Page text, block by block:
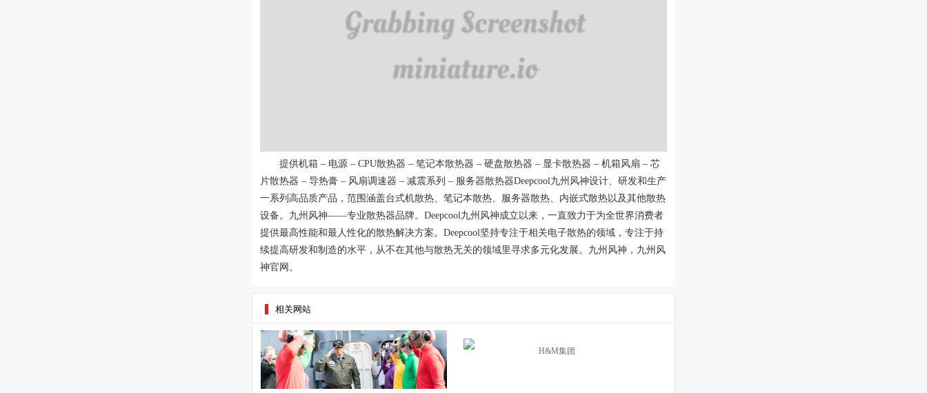
提供机箱 – 电源 – CPU散热器 – 笔记本散热器 – 硬盘散热器 – 显卡散热器 – 机箱风扇 – 芯
片散热器 – 导热膏 – 风扇调速器 – 减震系列 – 服务器散热器Deepcool九州风神设计、研发和生产
一系列高品质产品，范围涵盖台式机散热、笔记本散热、服务器散热、内嵌式散热以及其他散热
设备。九州风神——专业散热器品牌。Deepcool九州风神成立以来，一直致力于为全世界消费者
提供最高性能和最人性化的散热解决方案。Deepcool坚持专注于相关电子散热的领域，专注于持
续提高研发和制造的水平，从不在其他与散热无关的领域里寻求多元化发展。九州风神，九州风
神官网。
相关网站
H&M集团